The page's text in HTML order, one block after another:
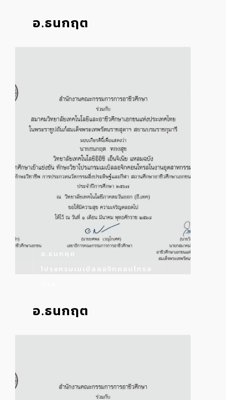
อ.ธนกฤต
อ.ธนกฤต
โปรแกรมเมเบิลลอจิกคอนโทรล
อ.ธนกฤต